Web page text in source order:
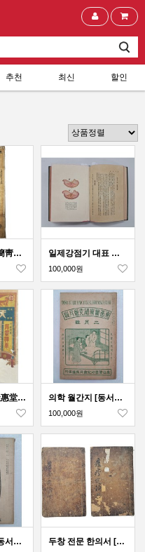
추천 최신 할인
1909년 상해 簡靑參書局에서 발행한 인체경혈도 4점 일제강점기 대표 건강·위생 서적 [연년익수 延年益壽]
100,000원
천혜당약방(天惠堂藥房) 달력 의학 월간지 [동서의학연구회월보 東西醫學硏究會月報] 2월호
100,000원
의학 월간지 [동서의학연구회월보 東西醫學硏究會月報] 9월호 두창 전문 한의서 [두진정론 痘疹定論] 4권 2책 완질 필사본